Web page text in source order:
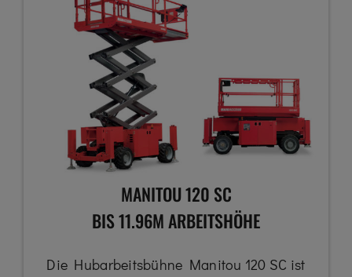
MANITOU 120 SC
BIS 11.96M ARBEITSHÖHE
Die Hubarbeitsbühne Manitou 120 SC ist